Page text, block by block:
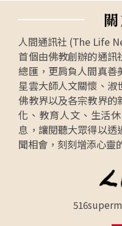
關
人間通訊社 (The Life
首個由佛教創辦的通訊
總匯，更肩負人間真善
星雲大師人文關懷、淑
佛教界以及各宗教界的
化、教育人文、生活
息，讓閱聽大眾得以透
聞相會，刻刻增添心靈